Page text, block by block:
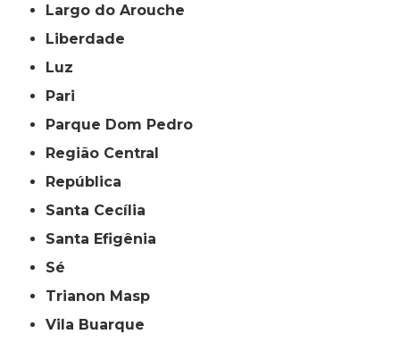
Largo do Arouche
Liberdade
Luz
Pari
Parque Dom Pedro
Região Central
República
Santa Cecília
Santa Efigênia
Sé
Trianon Masp
Vila Buarque